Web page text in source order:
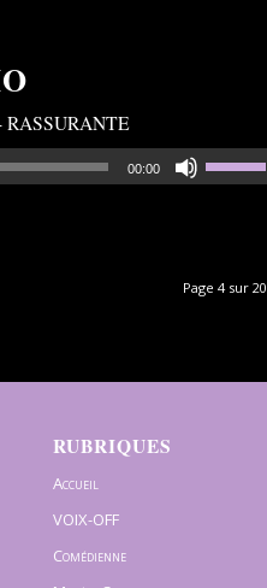
00:00
Page 4 sur 20
RUBRIQUES
Accueil
VOIX-OFF
Comédienne